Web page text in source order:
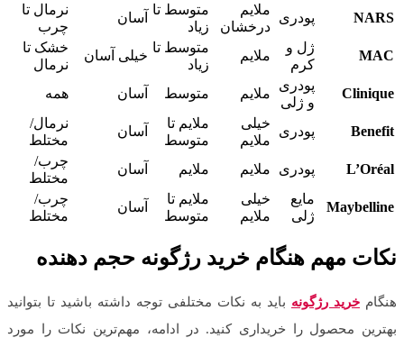
NARS پودری
ملایم
درخشان
متوسط تا
زیاد
آسان
نرمال تا
چرب
MAC
ژل و
کرم
ملایم
متوسط تا
زیاد
خیلی آسان
خشک تا
نرمال
Clinique
پودری
و ژلی
ملایم متوسط آسان همه
Benefit پودری
خیلی
ملایم
ملایم تا
متوسط
آسان
نرمال/
مختلط
L’Oréal
پودری ملایم ملایم آسان
چرب/
مختلط
Maybelline
مایع
ژلی
خیلی
ملایم
ملایم تا
متوسط
آسان
چرب/
مختلط
نکات مهم هنگام خرید رژگونه حجم دهنده
هنگام خرید رژگونه باید به نکات مختلفی توجه داشته باشید تا بتوانید
بهترین محصول را خریداری کنید. در ادامه، مهم‌ترین نکات را مورد